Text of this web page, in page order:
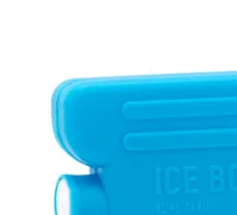
Poradenstvo
Kontakt